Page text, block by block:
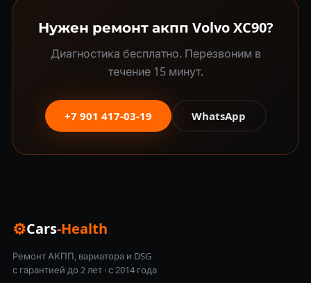
Нужен ремонт акпп Volvo XC90?
Диагностика бесплатно. Перезвоним в
течение 15 минут.
+7 901 417-03-19 WhatsApp
⚙Cars-Health
Ремонт АКПП, вариатора и DSG
с гарантией до 2 лет · с 2014 года